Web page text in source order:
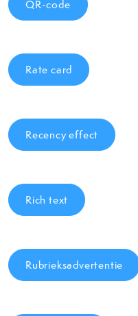
QR-code
Rate card
Recency effect
Rich text
Rubrieksadvertentie